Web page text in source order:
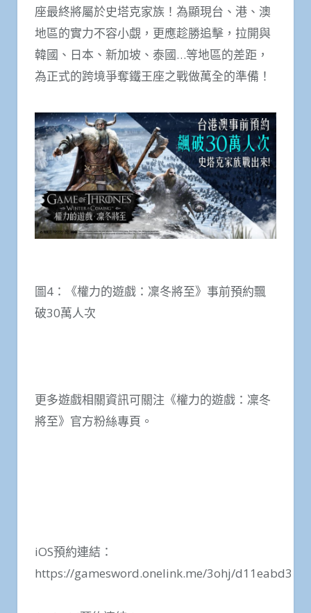
座最終將屬於史塔克家族！為顯現台、港、澳
地區的實力不容小覷，更應趁勝追擊，拉開與
韓國、日本、新加坡、泰國…等地區的差距，
為正式的跨境爭奪鐵王座之戰做萬全的準備！
圖4：《權力的遊戲：凜冬將至》事前預約飄
破30萬人次
更多遊戲相關資訊可關注《權力的遊戲：凜冬
將至》官方粉絲專頁。
iOS預約連結：
https://gamesword.onelink.me/3ohj/d11eabd3